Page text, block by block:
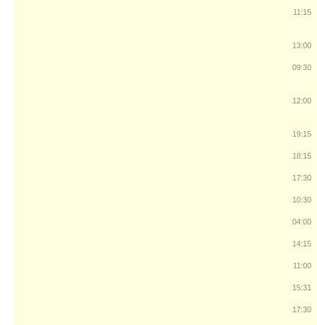
11:15
13:00
09:30
12:00
19:15
18:15
17:30
10:30
04:00
14:15
11:00
15:31
17:30